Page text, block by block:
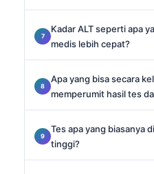
Kadar ALT seperti apa
medis lebih cepat?
Apa yang bisa secara
memperumit hasil tes
Tes apa yang biasanya
tinggi?